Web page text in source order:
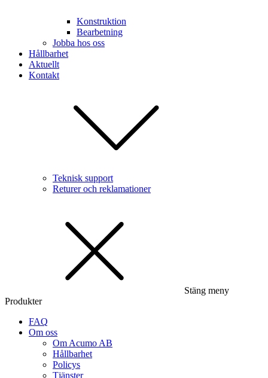
Konstruktion
Bearbetning
Jobba hos oss
Hållbarhet
Aktuellt
Kontakt
Teknisk support
Returer och reklamationer
Stäng meny
Produkter
FAQ
Om oss
Om Acumo AB
Hållbarhet
Policys
Tjänster